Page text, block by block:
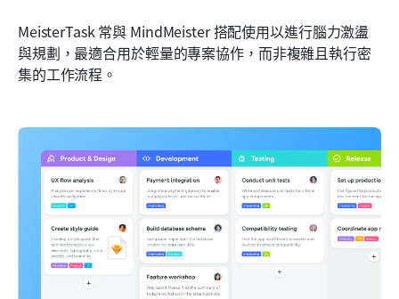
MeisterTask 常與 MindMeister 搭配使用以進行腦力激盪
與規劃，最適合用於輕量的專案協作，而非複雜且執行密
集的工作流程。